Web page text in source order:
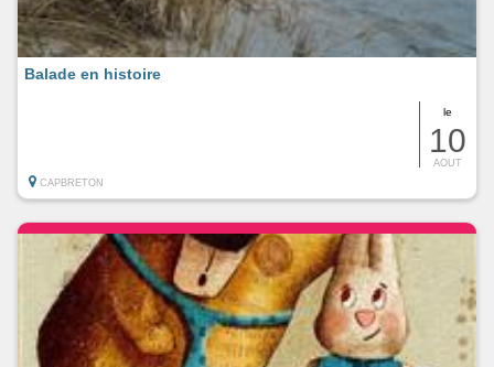
le
10
AOUT
Balade en histoire
CAPBRETON